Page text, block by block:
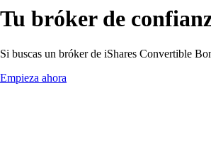
Tu bróker de
Si buscas un bróker de iShares Convertible
Empieza ahora